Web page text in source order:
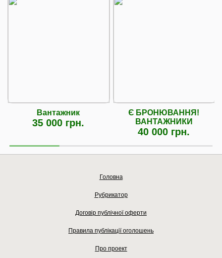
Вантажник
35 000 грн.
Є БРОНЮВАННЯ!
ВАНТАЖНИКИ
40 000 грн.
Головна
Рубрикатор
Договір публічної оферти
Правила публікації оголошень
Про проект